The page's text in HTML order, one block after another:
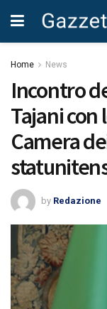
Home News
Incontro
Tajani con
Camera
by Redazione